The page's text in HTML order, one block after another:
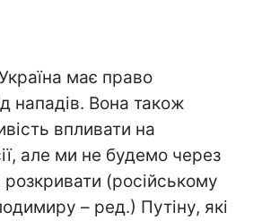
має право
нападів. Вона також
впливати на
але ми не будемо через
(російському
– ред.) Путіну, які